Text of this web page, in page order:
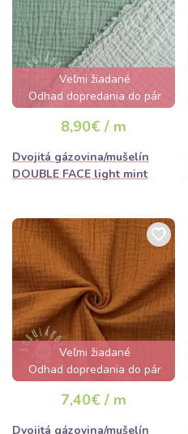
Veľmi žiadané
Odhad dopredania do pár
hodín
8,90€ / m
Dvojitá gázovina/mušelín
DOUBLE FACE light mint
Veľmi žiadané
Odhad dopredania do pár
hodín
7,40€ / m
Dvojitá gázovina/mušelín